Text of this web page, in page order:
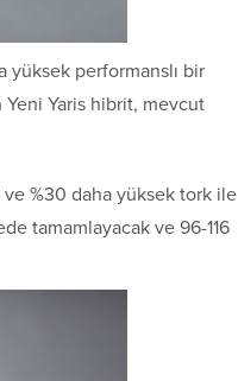
yüksek performanslı bir
Yaris hibrit, mevcut
ve %30 daha yüksek tork ile
tamamlayacak ve 96-116